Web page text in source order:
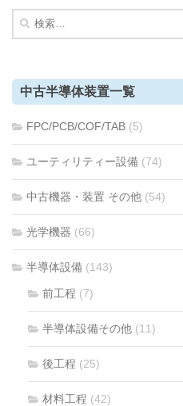
検
中古半導体装置一覧
FPC/PCB/COF/TAB (5)
ユーティリティー設備 (74)
中古機器・装置 その他 (54)
光学機器 (66)
半導体設備 (143)
前工程 (7)
半導体設備その他 (11)
後工程 (25)
材料工程 (42)